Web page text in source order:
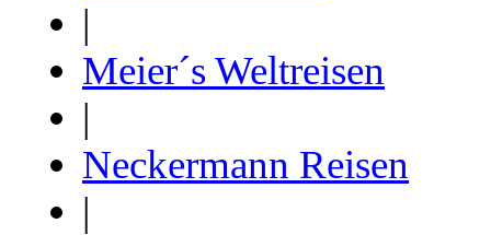
|
Meier´s Weltreisen
|
Neckermann Reisen
|